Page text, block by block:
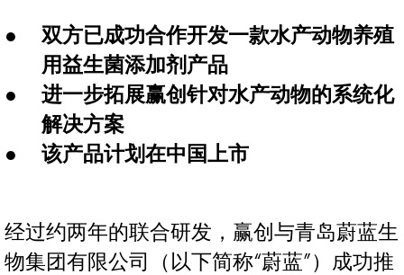
双方已成功合作开发一款水产动物养殖
用益生菌添加剂产品
进一步拓展赢创针对水产动物的系统化
解决方案
该产品计划在中国上市
经过约两年的联合研发，赢创与青岛蔚蓝生
物集团有限公司（以下简称“蔚蓝”）成功推